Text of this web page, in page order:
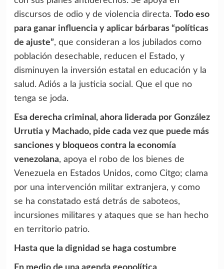
discursos de odio y de violencia directa.
Todo eso
para ganar influencia y aplicar bárbaras “políticas
de ajuste”, que consideran a los jubilados como
población desechable, reducen el Estado, y
disminuyen la inversión estatal en educación y la
salud. Adiós a la justicia social. Que el que no
tenga se joda.
Esa derecha criminal, ahora liderada por González
Urrutia y Machado, pide cada vez que puede más
sanciones y bloqueos contra la economía
venezolana, apoya el robo de los bienes de
Venezuela en Estados Unidos, como Citgo; clama
por una intervención militar extranjera, y como
se ha constatado está detrás de saboteos,
incursiones militares y ataques que se han hecho
en territorio patrio.
Hasta que la dignidad se haga costumbre